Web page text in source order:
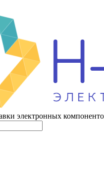
электронных